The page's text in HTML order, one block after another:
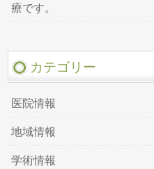
療です。
カテゴリー
医院情報
地域情報
学術情報